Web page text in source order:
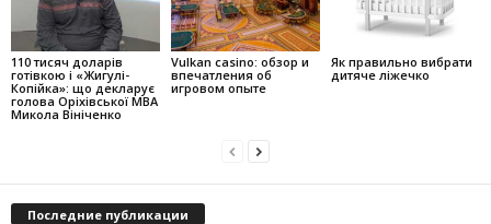
110 тисяч доларів
готівкою і «Жигулі-
Копійка»: що декларує
голова Оріхівської МВА
Микола Вініченко
Vulkan casino: обзор и
впечатления об
игровом опыте
Як правильно вибрати
дитяче ліжечко
Последние публикации